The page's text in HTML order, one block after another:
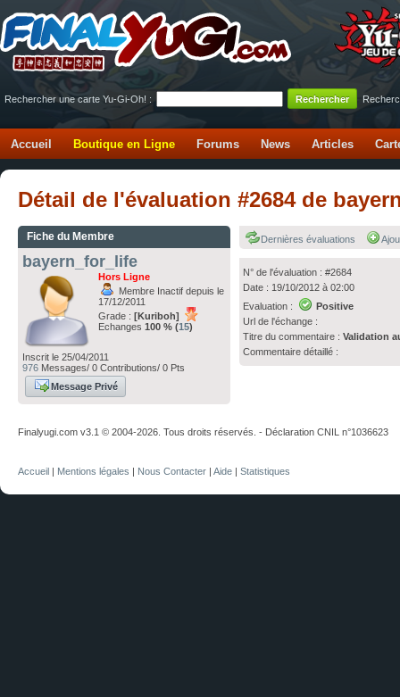
Rechercher une carte Yu-Gi-Oh! :
Accueil Boutique en Ligne Forums News Articles
Détail de l'évaluation #2684 de
Fiche du Membre
bayern_for_life
Hors Ligne
Membre Inactif depuis le
17/12/2011
Grade : [Kuriboh]
Echanges 100 % (15)
Inscrit le 25/04/2011
976 Messages/ 0 Contributions/ 0 Pts
Message Privé
Dernières évaluations
N° de l'évaluation : #2684
Date : 19/10/2012 à 02:00
Evaluation :
Positive
Url de l'échange :
Titre du commentaire :Validation
Commentaire détaillé :
Finalyugi.com v3.1 © 2004-2026. Tous droits réservés. - Déclaration CNIL n°1036623
Accueil | Mentions légales | Nous Contacter | Aide | Statistiques